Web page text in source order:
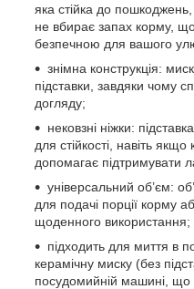
яка стійка до
не вбирає запах корму,
безпечною для вашого
знімна конструкція:
підставки, завдяки чому
догляду;
нековзні ніжки:
для стійкості, навіть якщо
допомагає підтримувати
універсальний об’єм:
для подачі порції корму
щоденного використання;
підходить для миття в
керамічну миску (без
посудомийній машині, що